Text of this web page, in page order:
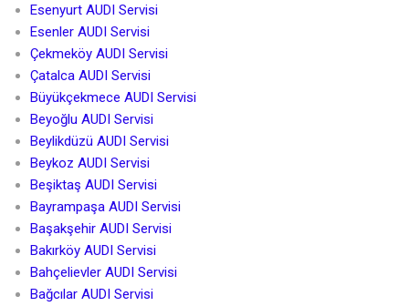
Esenyurt AUDI Servisi
Esenler AUDI Servisi
Çekmeköy AUDI Servisi
Çatalca AUDI Servisi
Büyükçekmece AUDI Servisi
Beyoğlu AUDI Servisi
Beylikdüzü AUDI Servisi
Beykoz AUDI Servisi
Beşiktaş AUDI Servisi
Bayrampaşa AUDI Servisi
Başakşehir AUDI Servisi
Bakırköy AUDI Servisi
Bahçelievler AUDI Servisi
Bağcılar AUDI Servisi